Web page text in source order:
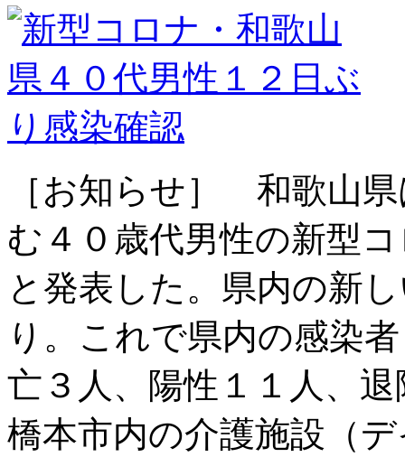
［お知らせ］ 和歌山
む４０歳代男性の新型
と発表した。県内の新
り。これで県内の感染
亡３人、陽性１１人、
橋本市内の介護施設（